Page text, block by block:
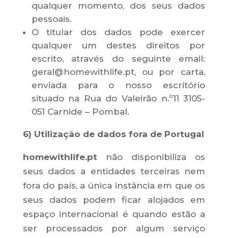
qualquer momento, dos seus dados
pessoais.
O titular dos dados pode exercer
qualquer um destes direitos por
escrito, através do seguinte email:
geral@homewithlife.pt, ou por carta,
enviada para o nosso escritório
situado na Rua do Valeirão n.º11 3105-
051 Carnide – Pombal.
6) Utilização de dados fora de Portugal
homewithlife.pt
não disponibiliza os
seus dados a entidades terceiras nem
fora do país, a única instância em que os
seus dados podem ficar alojados em
espaço internacional é quando estão a
ser processados por algum serviço